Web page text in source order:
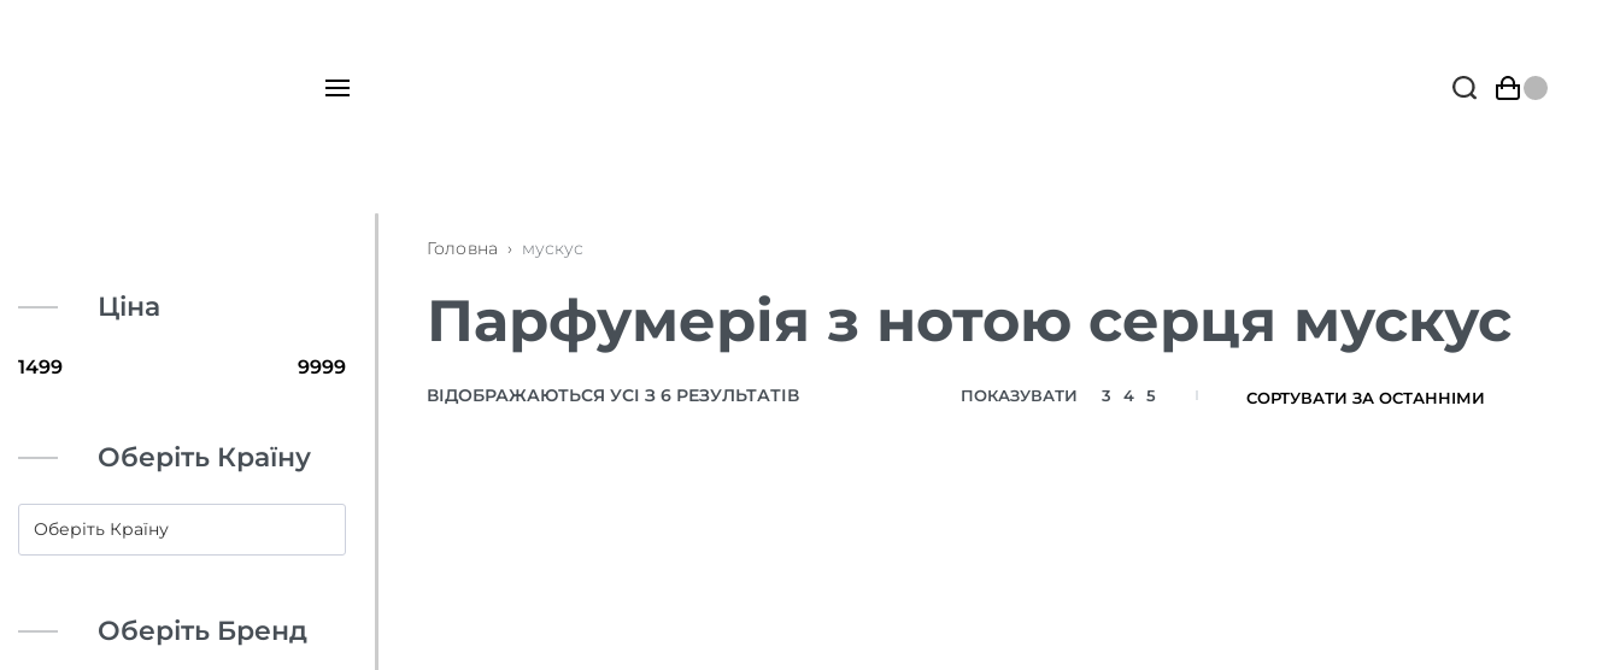
Ціна
Оберіть Країну
Оберіть Бренд
Головна › мускус
Парфумерія з нотою серця мускус
ВІДОБРАЖАЮТЬСЯ УСІ З 6 РЕЗУЛЬТАТІВ ПОКАЗУВАТИ 3 4 5